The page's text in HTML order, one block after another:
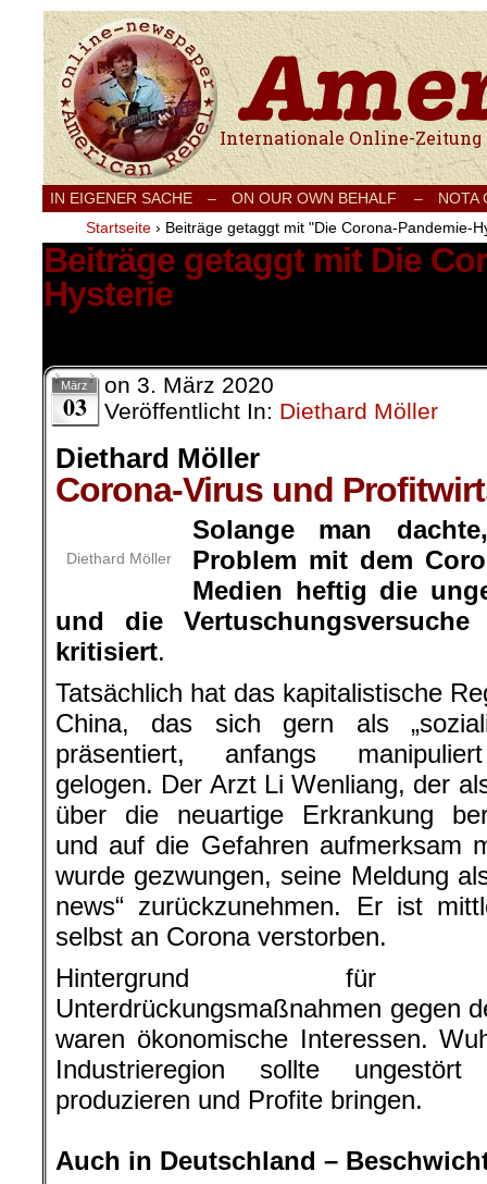
Internationale Onlinezeitung für Frieden,
IN EIGENER SACHE – ON OUR OWN BEHALF –
NOTA
Startseite › Beiträge getaggt mit "Die Corona-Pandemie-
Beiträge getaggt mit Die
Hysterie
März
03
on 3. März 2020
Veröffentlicht In: Diethard Möller
Diethard Möller
Corona-Virus und
Diethard Möller
Solange man
Problem mit dem
Medien heftig die
und die
kritisiert.
Tatsächlich hat das kapitalistische
China, das sich gern als
präsentiert, anfangs
gelogen. Der Arzt Li Wenliang, der
über die neuartige Erkrankung
und auf die Gefahren aufmerksam
wurde gezwungen, seine Meldung
news“ zurückzunehmen. Er ist
selbst an Corona verstorben.
Hintergrund für
Unterdrückungsmaßnahmen gegen
waren ökonomische Interessen.
Industrieregion sollte ungestört
produzieren und Profite bringen.
Auch in Deutschland –